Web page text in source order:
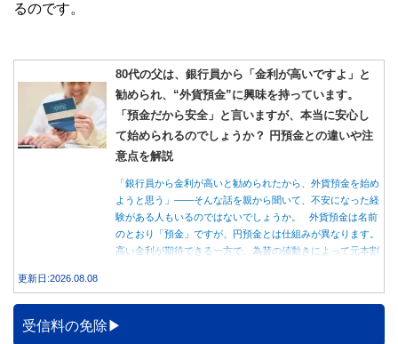
るのです。
80代の父は、銀行員から「金利が高いですよ」と
勧められ、“外貨預金”に興味を持っています。
「預金だから安全」と言いますが、本当に安心し
て始められるのでしょうか？ 円預金との違いや注
意点を解説
「銀行員から金利が高いと勧められたから、外貨預金を始め
ようと思う」――そんな話を親から聞いて、不安になった経
験がある人もいるのではないでしょうか。 外貨預金は名前
のとおり「預金」ですが、円預金とは仕組みが異なります。
高い金利が期待できる一方で、為替の値動きによって元本割
更新日:2026.08.08
受信料の免除